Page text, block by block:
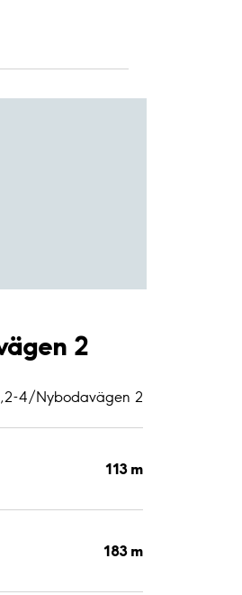
2
4/Nybodavägen 2
113 m
183 m